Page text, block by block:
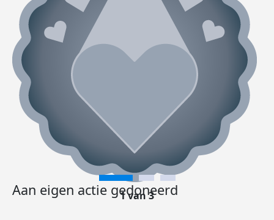
Aan eigen actie gedoneerd
1 van 3